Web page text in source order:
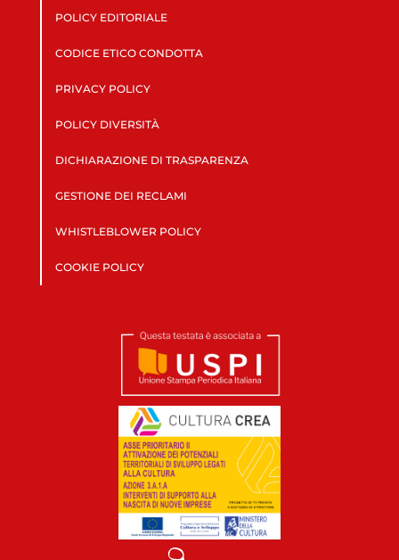
POLICY EDITORIALE
CODICE ETICO CONDOTTA
PRIVACY POLICY
POLICY DIVERSITÀ
DICHIARAZIONE DI TRASPARENZA
GESTIONE DEI RECLAMI
WHISTLEBLOWER POLICY
COOKIE POLICY